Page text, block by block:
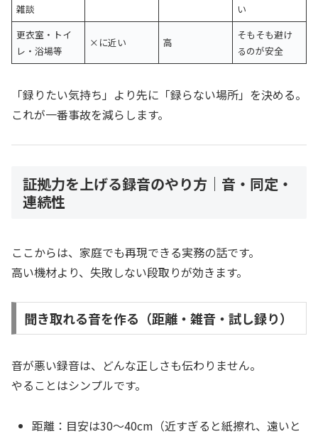
雑談
い
更衣室・トイ
レ・浴場等
×に近い 高
そもそも避け
るのが安全
「録りたい気持ち」より先に「録らない場所」を決める。
これが一番事故を減らします。
証拠力を上げる録音のやり方｜音・同定・
連続性
ここからは、家庭でも再現できる実務の話です。
高い機材より、失敗しない段取りが効きます。
聞き取れる音を作る（距離・雑音・試し録り）
音が悪い録音は、どんな正しさも伝わりません。
やることはシンプルです。
距離：目安は30〜40cm（近すぎると紙擦れ、遠いと